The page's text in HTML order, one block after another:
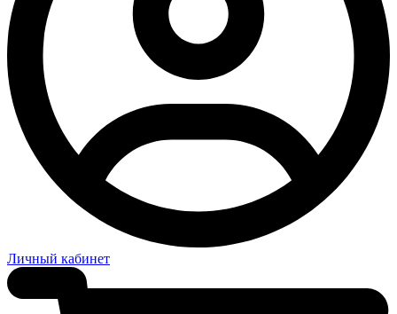
Личный кабинет